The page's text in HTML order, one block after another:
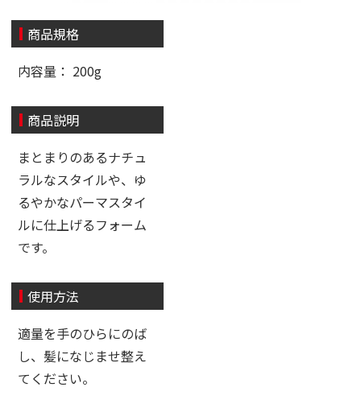
商品規格
内容量： 200g
商品説明
まとまりのあるナチュ
ラルなスタイルや、ゆ
るやかなパーマスタイ
ルに仕上げるフォーム
です。
使用方法
適量を手のひらにのば
し、髪になじませ整え
てください。